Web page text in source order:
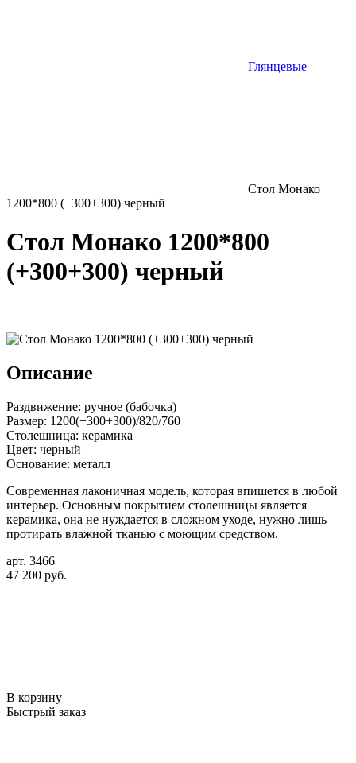
Глянцевые
Стол Монако
1200*800 (+300+300) черный
Стол Монако 1200*800
(+300+300) черный
Описание
Раздвижение: ручное (бабочка)
Размер: 1200(+300+300)/820/760
Столешница: керамика
Цвет: черный
Основание: металл
Современная лаконичная модель, которая впишется в любой
интерьер. Основным покрытием столешницы является
керамика, она не нуждается в сложном уходе, нужно лишь
протирать влажной тканью с моющим средством.
арт. 3466
47 200 руб.
В корзину
Быстрый заказ